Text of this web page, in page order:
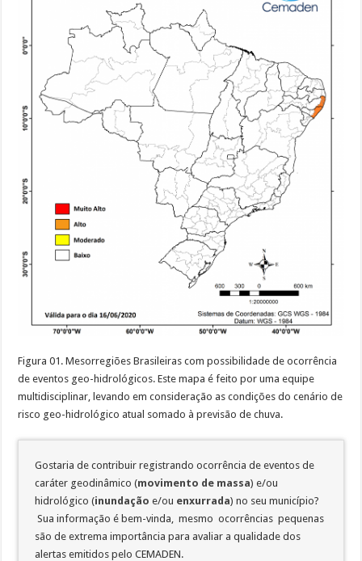
Figura 01. Mesorregiões Brasileiras com possibilidade de ocorrência
de eventos geo-hidrológicos. Este mapa é feito por uma equipe
multidisciplinar, levando em consideração as condições do cenário de
risco geo-hidrológico atual somado à previsão de chuva.
Gostaria de contribuir registrando ocorrência de eventos de
caráter geodinâmico (movimento de massa) e/ou
hidrológico (inundaçãoe/ou enxurrada) no seu município?
Sua informação é bem-vinda, mesmo ocorrências pequenas
são de extrema importância para avaliar a qualidade dos
alertas emitidos pelo CEMADEN.